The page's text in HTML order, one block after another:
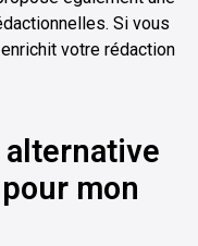
Si vous
votre rédaction
mon